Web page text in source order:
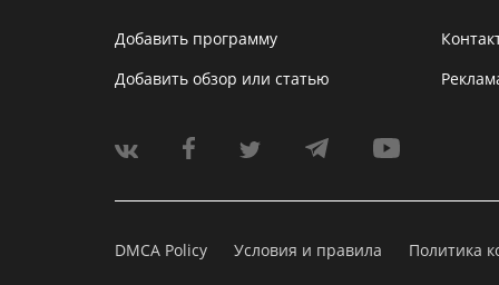
Добавить программу
Добавить обзор или статью
DMCA Policy Условия и правила Политика